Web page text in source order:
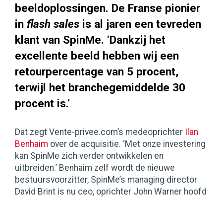
beeldoplossingen. De Franse pionier
in flash sales is al jaren een tevreden
klant van SpinMe. ‘Dankzij het
excellente beeld hebben wij een
retourpercentage van 5 procent,
terwijl het branchegemiddelde 30
procent is.’
Dat zegt Vente-privee.com’s medeoprichter
Ilan
Benhaim over de acquisitie. ‘Met onze investering
kan SpinMe zich verder ontwikkelen en
uitbreiden.’ Benhaim zelf wordt de nieuwe
bestuursvoorzitter, SpinMe’s managing director
David Brint is nu ceo, oprichter John Warner hoofd